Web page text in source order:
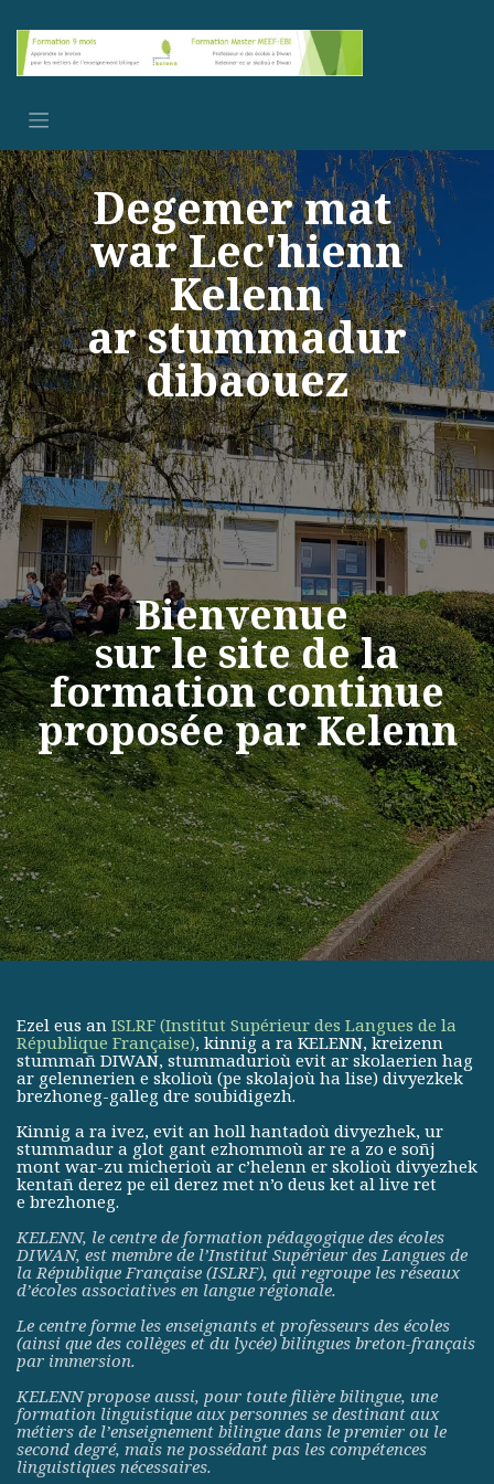
Degemer mat
war Lec'hienn
Kelenn
ar stummadur
dibaouez
Bienvenue
sur le site de la
formation continue
proposée par Kelenn
Ezel eus an ISLRF (Institut Supérieur des Langues de la
République Française), kinnig a ra KELENN, kreizenn
stummañ DIWAN, stummadurioù evit ar skolaerien hag
ar gelennerien e skolioù (pe skolajoù ha lise) divyezkek
brezhoneg-galleg dre soubidigezh.
Kinnig a ra ivez, evit an holl hantadoù divyezhek, ur
stummadur a glot gant ezhommoù ar re a zo e soñj
mont war-zu micherioù ar c’helenn er skolioù divyezhek
kentañ derez pe eil derez met n’o deus ket al live ret
e brezhoneg.
KELENN, le centre de formation pédagogique des écoles
DIWAN, est membre de l’Institut Supérieur des Langues de
la République Française (ISLRF), qui regroupe les réseaux
d’écoles associatives en langue régionale.
Le centre forme les enseignants et professeurs des écoles
(ainsi que des collèges et du lycée) bilingues breton-français
par immersion.
KELENN propose aussi, pour toute filière bilingue, une
formation linguistique aux personnes se destinant aux
métiers de l’enseignement bilingue dans le premier ou le
second degré, mais ne possédant pas les compétences
linguistiques nécessaires.